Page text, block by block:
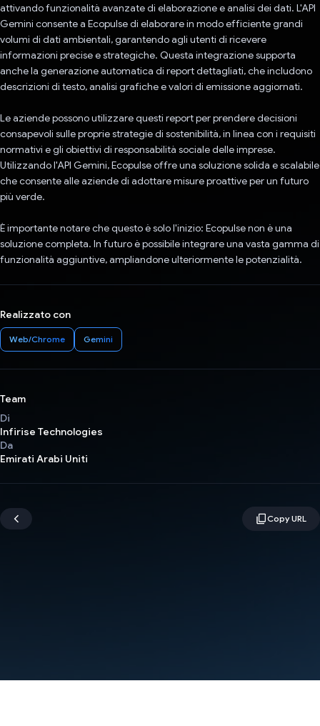
attivando funzionalità avanzate di elaborazione e analisi dei dati. L'API
Gemini consente a Ecopulse di elaborare in modo efficiente grandi
volumi di dati ambientali, garantendo agli utenti di ricevere
informazioni precise e strategiche. Questa integrazione supporta
anche la generazione automatica di report dettagliati, che includono
descrizioni di testo, analisi grafiche e valori di emissione aggiornati.
Le aziende possono utilizzare questi report per prendere decisioni
consapevoli sulle proprie strategie di sostenibilità, in linea con i requisiti
normativi e gli obiettivi di responsabilità sociale delle imprese.
Utilizzando l'API Gemini, Ecopulse offre una soluzione solida e scalabile
che consente alle aziende di adottare misure proattive per un futuro
più verde.
È importante notare che questo è solo l'inizio: Ecopulse non è una
soluzione completa. In futuro è possibile integrare una vasta gamma di
funzionalità aggiuntive, ampliandone ulteriormente le potenzialità.
Realizzato con
Web/Chrome Gemini
Team
Di
Infirise Technologies
Da
Emirati Arabi Uniti